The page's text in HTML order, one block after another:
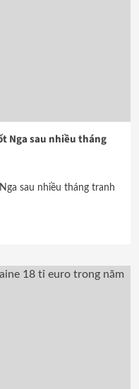
Nga sau nhiều tháng
sau nhiều tháng tranh